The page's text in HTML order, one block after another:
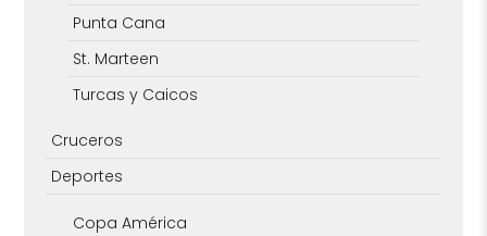
Punta Cana
St. Marteen
Turcas y Caicos
Cruceros
Deportes
Copa América